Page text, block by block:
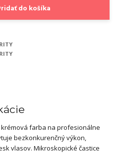
do košíka
farba na profesionálne
bezkonkurenčný výkon,
vlasov. Mikroskopické častice